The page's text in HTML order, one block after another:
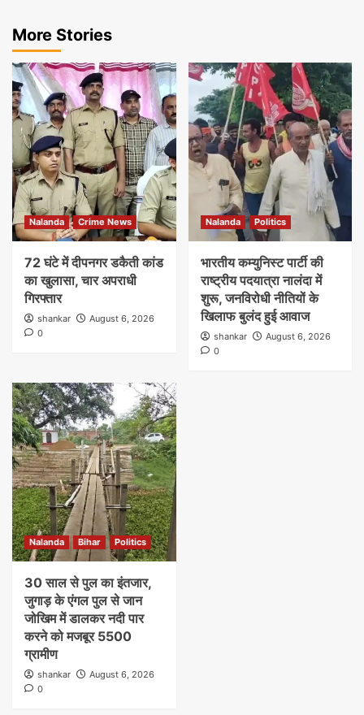
More Stories
Nalanda Crime News
72 घंटे में दीपनगर डकैती कांड
का खुलासा, चार अपराधी
गिरफ्तार
shankar
August 6, 2026
0
Nalanda Politics
भारतीय कम्युनिस्ट पार्टी की
राष्ट्रीय पदयात्रा नालंदा में
शुरू, जनविरोधी नीतियों के
खिलाफ बुलंद हुई आवाज
shankar
August 6, 2026
0
Nalanda Bihar Politics
30 साल से पुल का इंतजार,
जुगाड़ के एंगल पुल से जान
जोखिम में डालकर नदी पार
करने को मजबूर 5500
ग्रामीण
shankar
August 6, 2026
0